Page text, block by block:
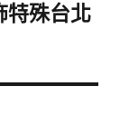
特殊台北